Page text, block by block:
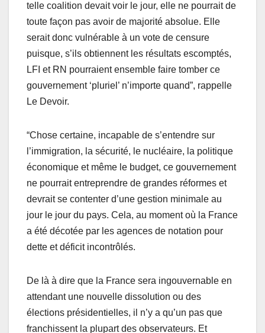
telle coalition devait voir le jour, elle ne pourrait de
toute façon pas avoir de majorité absolue. Elle
serait donc vulnérable à un vote de censure
puisque, s’ils obtiennent les résultats escomptés,
LFI et RN pourraient ensemble faire tomber ce
gouvernement ‘pluriel’ n’importe quand”, rappelle
Le Devoir.
“Chose certaine, incapable de s’entendre sur
l’immigration, la sécurité, le nucléaire, la politique
économique et même le budget, ce gouvernement
ne pourrait entreprendre de grandes réformes et
devrait se contenter d’une gestion minimale au
jour le jour du pays. Cela, au moment où la France
a été décotée par les agences de notation pour
dette et déficit incontrôlés.
De là à dire que la France sera ingouvernable en
attendant une nouvelle dissolution ou des
élections présidentielles, il n’y a qu’un pas que
franchissent la plupart des observateurs. Et